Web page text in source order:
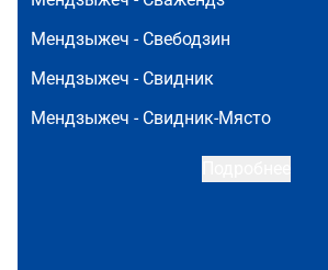
Мендзыжеч - Свебодзин
Мендзыжеч - Свидник
Мендзыжеч - Свидник-Място